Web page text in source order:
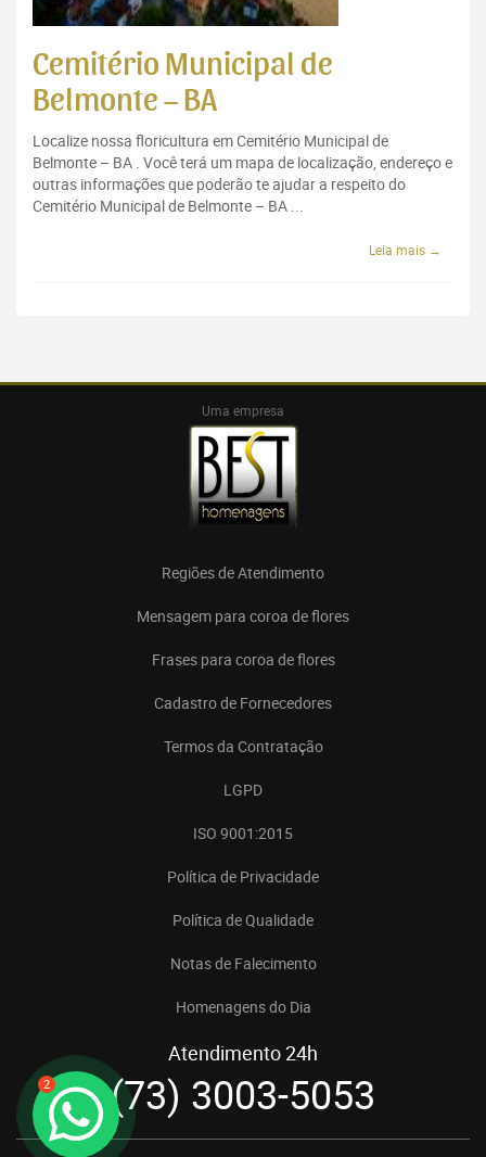
2
Cemitério Municipal de
Belmonte – BA
Localize nossa floricultura em Cemitério Municipal de
Belmonte – BA . Você terá um mapa de localização, endereço e
outras informações que poderão te ajudar a respeito do
Cemitério Municipal de Belmonte – BA ...
Leia mais →
Uma empresa
Regiões de Atendimento
Mensagem para coroa de flores
Frases para coroa de flores
Cadastro de Fornecedores
Termos da Contratação
LGPD
ISO 9001:2015
Política de Privacidade
Política de Qualidade
Notas de Falecimento
Homenagens do Dia
Atendimento 24h
(73) 3003-5053